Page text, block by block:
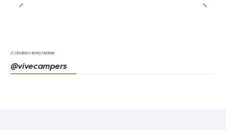
SÍGUENOS EN INSTAGRAM
@vivecampers